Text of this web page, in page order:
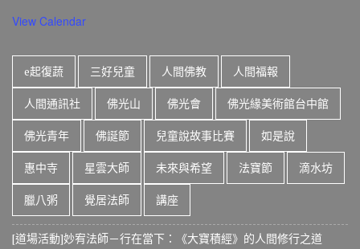
View Calendar
e起復蔬 三好兒童 人間佛教 人間福報
人間通訊社 佛光山 佛光會 佛光緣美術館台中館
佛光青年 佛誕節 兒童說故事比賽 如是說
惠中寺 星雲大師 未來與希望 法寶節 滴水坊
臘八粥 覺居法師 講座
[道場活動]妙宥法師－行在當下：《大寶積經》的人間修行之道